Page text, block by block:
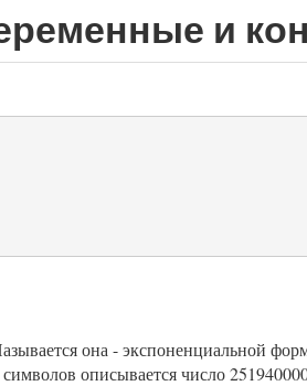
и
она - экспоненциальной
описывается число